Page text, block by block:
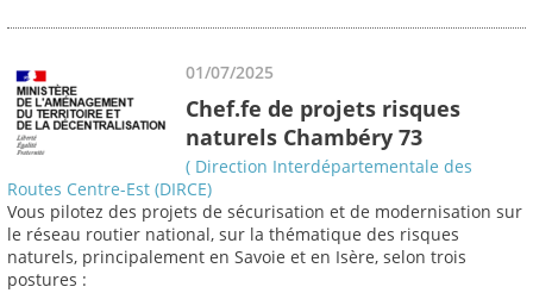
01/07/2025
Chef.fe de projets risques
naturels Chambéry 73
( Direction Interdépartementale des
Routes Centre-Est (DIRCE)
Vous pilotez des projets de sécurisation et de modernisation sur
le réseau routier national, sur la thématique des risques
naturels, principalement en Savoie et en Isère, selon trois
postures :